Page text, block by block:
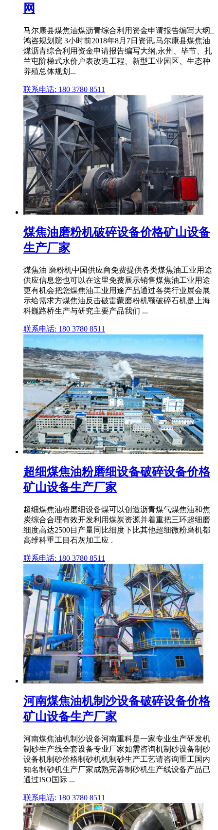
网
马尔康县煤焦油煤沥青综合利用资金申请报告编写大纲_
鸿咨规划院 3小时前2018年8月7日资讯,马尔康县煤焦油
煤沥青综合利用资金申请报告编写大纲,永州、毕节、扎
兰屯阶梯式水价户表改造工程、新型工业园区、生态种
养殖总体规划...
联系电话: 180 3780 8511
煤焦油磨粉机破碎设备价格矿山设备
生产厂家
煤焦油 磨粉机中国供应商免费提供各类煤焦油工业用途
供应信息您也可以在这里免费展示销售煤焦油工业用途
更有机会把您煤焦油工业用途产品通过各类行业展会展
示给需求方煤焦油反击破雷蒙磨粉机颚破碎石机是上海
科巍路桥生产与研究主要产品我们 ...
联系电话: 180 3780 8511
超细煤焦油粉磨细设备破碎设备价格
矿山设备生产厂家
超细煤焦油粉磨细设备煤可以创造沥青煤气煤焦油和焦
炭综合合理有效开发利用煤炭资源并着重把三环超细磨
细度高达2500目产量同比细度下比其他超细微粉磨机都
高维科重工目石灰加工应 .
联系电话: 180 3780 8511
河南煤焦油机制沙设备破碎设备价格
矿山设备生产厂家
河南煤焦油机制沙设备河南重科是一家专业生产研发机
制砂生产线全套设备专业厂家如需咨询机制砂设备制砂
设备机制砂价格制砂机机制砂生产工艺请咨询重工国内
知名制砂机生产厂家成熟完善制砂机生产线设备产品已
通过ISO国际 ...
联系电话: 180 3780 8511